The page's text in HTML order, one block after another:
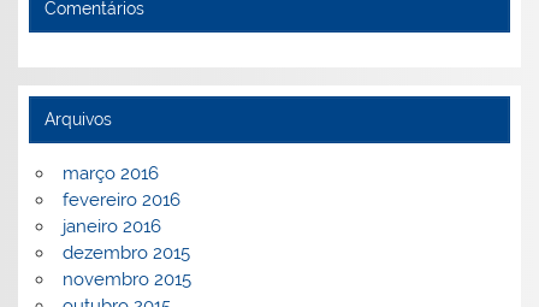
Comentários
Arquivos
março 2016
fevereiro 2016
janeiro 2016
dezembro 2015
novembro 2015